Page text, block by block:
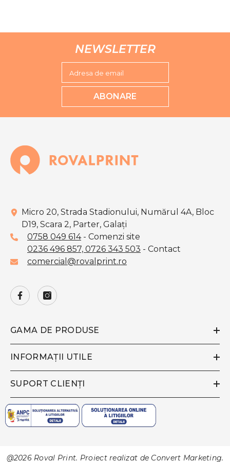
NEWSLETTER
Adresa de email
ABONARE
Micro 20, Strada Stadionului, Numărul 4A, Bloc
D19, Scara 2, Parter, Galaţi
0758 049 614- Comenzi site
0236 496 857, 0726 343 503 - Contact
comercial@rovalprint.ro
GAMA DE PRODUSE
INFORMAȚII UTILE
SUPORT CLIENȚI
@2026 Roval Print. Proiect realizat de Convert Marketing.